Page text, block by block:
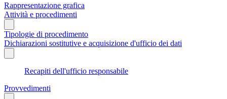
Rappresentazione grafica
Attività e procedimenti
Tipologie di procedimento
Dichiarazioni sostitutive e acquisizione d'ufficio dei dati
Recapiti dell'ufficio responsabile
Provvedimenti